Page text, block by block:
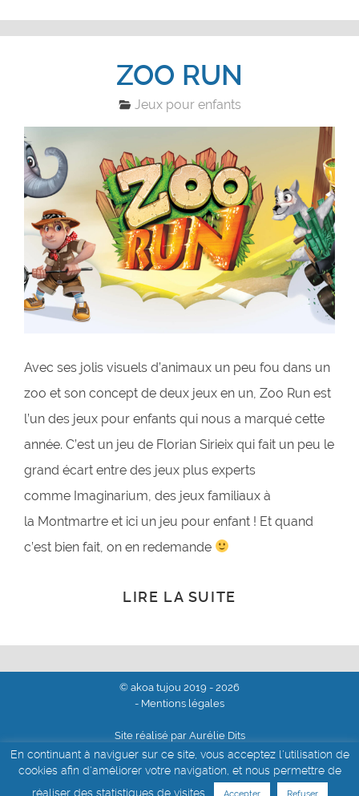
ZOO RUN
Jeux pour enfants
Avec ses jolis visuels d’animaux un peu fou dans un
zoo et son concept de deux jeux en un, Zoo Run est
l’un des jeux pour enfants qui nous a marqué cette
année. C’est un jeu de Florian Sirieix qui fait un peu le
grand écart entre des jeux plus experts
comme Imaginarium, des jeux familiaux à
la Montmartre et ici un jeu pour enfant ! Et quand
c’est bien fait, on en redemande
LIRE LA SUITE
© akoa tujou 2019 - 2026
- Mentions légales
Site réalisé par Aurélie Dits
En continuant à naviguer sur ce site, vous acceptez l'utilisation de
cookies afin d'améliorer votre navigation, et nous permettre de
réaliser des statistiques de visites.